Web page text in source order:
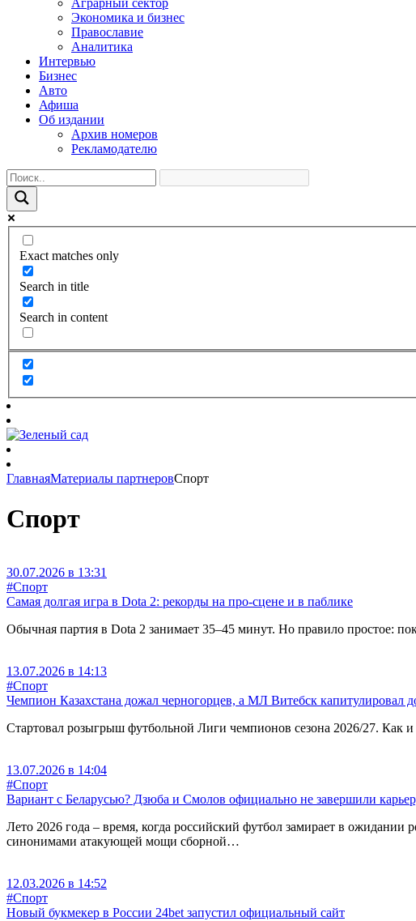
Аграрный сектор
Экономика и бизнес
Православие
Аналитика
Интервью
Бизнес
Авто
Афиша
Об издании
Архив номеров
Рекламодателю
Exact matches only
Search in title
Search in content
ГлавнаяМатериалы партнеровСпорт
Спорт
30.07.2026 в 13:31
#Спорт
Самая долгая игра в Dota 2: рекорды на про-сцене и в паблике
Обычная партия в Dota 2 занимает 35–45 минут. Но правило простое:
13.07.2026 в 14:13
#Спорт
Чемпион Казахстана дожал черногорцев, а МЛ Витебск капитулировал
Стартовал розыгрыш футбольной Лиги чемпионов сезона 2026/27. Как и
13.07.2026 в 14:04
#Спорт
Вариант с Беларусью? Дзюба и Смолов официально не завершили
Лето 2026 года – время, когда российский футбол замирает в
синонимами атакующей мощи сборной…
12.03.2026 в 14:52
#Спорт
Новый букмекер в России 24bet запустил официальный сайт